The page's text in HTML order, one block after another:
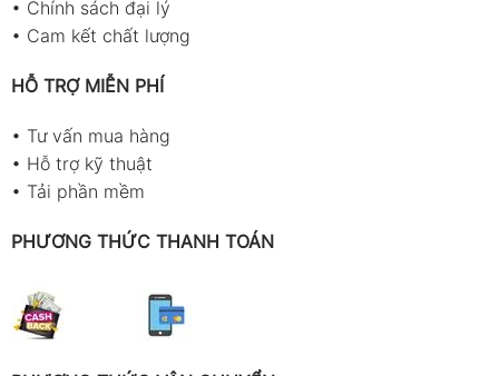
Siết chặt đầu nối nhưng không vặn quá
thất thoát môi chất và nguy hiểm cho người thao
tác.
Đợi khoảng 5–10 phút để chu trình làm lạnh
vận hành ổn định.
• Chính sách đại lý
• Cam kết chất lượng
HỖ TRỢ MIỄN PHÍ
• Tư vấn mua hàng
• Hỗ trợ kỹ thuật
• Tải phần mềm
PHƯƠNG THỨC THANH TOÁN